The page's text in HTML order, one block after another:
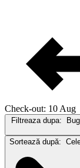
Check-out: 10 Aug
Filtreaza dupa:
Sortează după: